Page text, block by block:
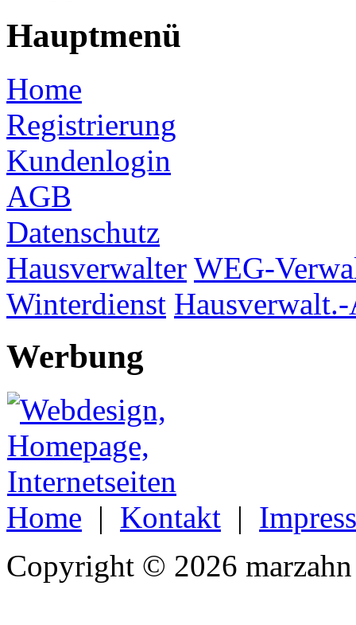
Hauptmenü
Home
Registrierung
Kundenlogin
AGB
Datenschutz
Hausverwalter WEG-
Winterdienst
Werbung
Home | Kontakt |
Copyright © 2026